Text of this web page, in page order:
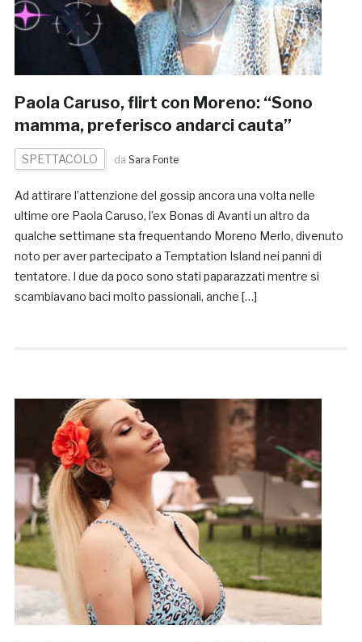
Paola Caruso, flirt con Moreno: “Sono
mamma, preferisco andarci cauta”
SPETTACOLO da Sara Fonte
Ad attirare l’attenzione del gossip ancora una volta nelle
ultime ore Paola Caruso, l’ex Bonas di Avanti un altro da
qualche settimane sta frequentando Moreno Merlo, divenuto
noto per aver partecipato a Temptation Island nei panni di
tentatore. I due da poco sono stati paparazzati mentre si
scambiavano baci molto passionali, anche […]